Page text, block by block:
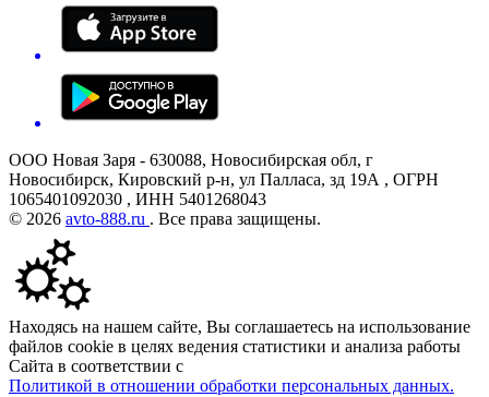
ООО Новая Заря - 630088, Новосибирская обл, г
Новосибирск, Кировский р-н, ул Палласа, зд 19А , ОГРН
1065401092030 , ИНН 5401268043
© 2026 avto-888.ru . Все права защищены.
Находясь на нашем сайте, Вы соглашаетесь на использование
файлов cookie в целях ведения статистики и анализа работы
Сайта в соответствии с
Политикой в отношении обработки персональных данных.